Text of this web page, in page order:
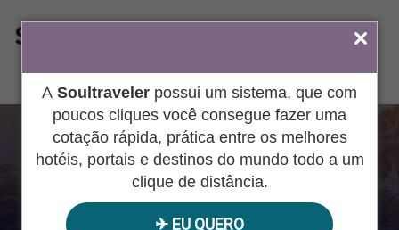
A Soultraveler possui um sistema, que com
poucos cliques você consegue fazer uma
cotação rápida, prática entre os melhores
hotéis, portais e destinos do mundo todo a um
clique de distância.
✈︎ EU QUERO
ÁREA DO AGENTE
ALEMANHA
Pesquisar